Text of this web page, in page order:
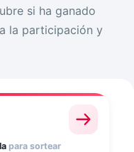
si ha ganado
la participación y
para sortear